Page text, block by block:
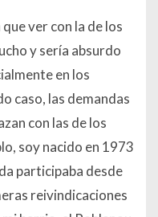
ver con la de los
y sería absurdo
en los
caso, las demandas
con las de los
soy nacido en 1973
participaba desde
reivindicaciones